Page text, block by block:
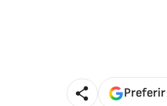
Preferir